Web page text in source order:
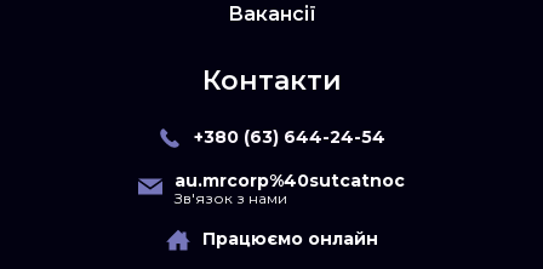
Вакансії
Контакти
+380 (63) 644-24-54
au.mrcorp%40sutcatnoc
Зв'язок з нами
Працюємо онлайн